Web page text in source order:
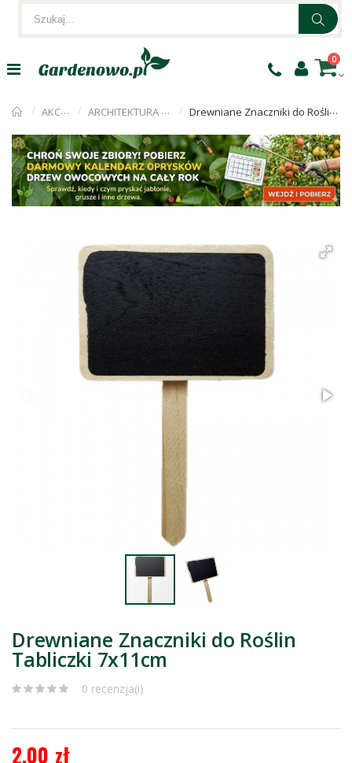
0
AKCESORIA ARCHITEKTURA OGRODOWA Drewniane Znaczniki do Roślin Tabliczki 7x11cm
Drewniane Znaczniki do Roślin
Tabliczki 7x11cm
0 recenzja(i)
2,00 zł